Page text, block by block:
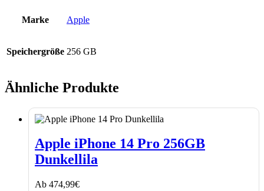
Marke Apple
Speichergröße 256 GB
Ähnliche Produkte
iPhone
14
Pro
Dunkellila
Apple iPhone 14 Pro 256GB
Dunkellila
Ab 474,99€